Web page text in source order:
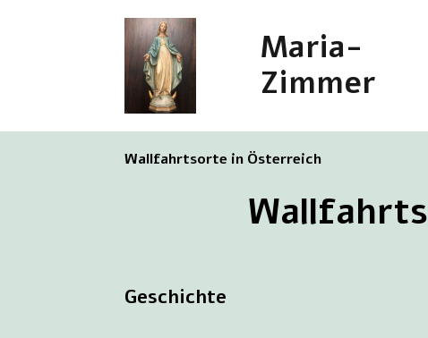
Maria-
Zimmer
Wallfahrtsorte in Österreich
Geschichte